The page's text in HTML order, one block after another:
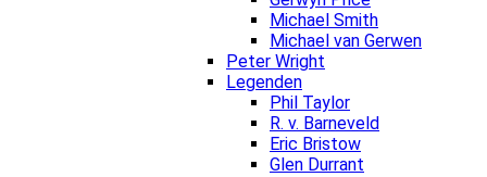
Michael Smith
Michael van Gerwen
Peter Wright
Legenden
Phil Taylor
R. v. Barneveld
Eric Bristow
Glen Durrant